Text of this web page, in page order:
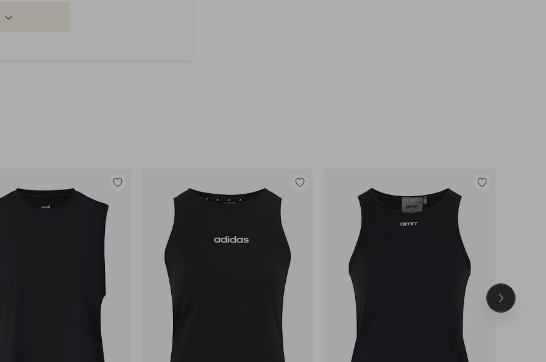
Lisää
Lisää
Lisää
Seuraava